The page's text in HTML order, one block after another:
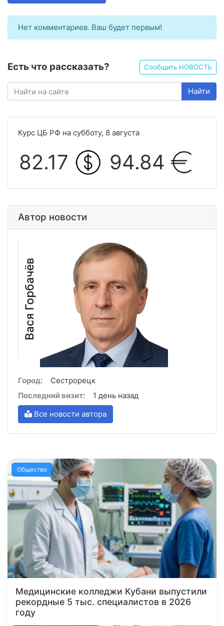
Нет комментариев. Ваш будет первым!
Есть что рассказать? Сообщить НОВОСТЬ
Найти
Курс ЦБ РФ на субботу, 8 августа
82.17 94.84
Автор новости
Вася Горбачёв
Город:
Сестрорецк
Последний визит:
1 день назад
Все новости автора
Общество
Медицинские колледжи Кубани выпустили
рекордные 5 тыс. специалистов в 2026
году